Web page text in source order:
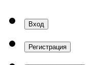
Вход
Регистрация